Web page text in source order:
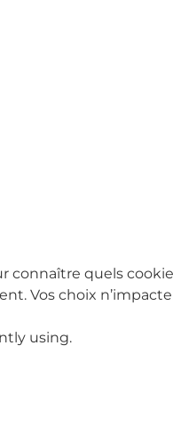
connaître quels
Vos choix
using.